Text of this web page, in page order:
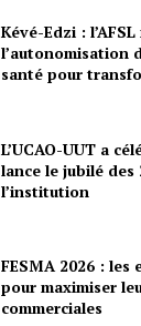
Kévé-Edzi :
l’autonomisation
santé pour
L’UCAO-UUT a
lance le jubilé des
l’institution
FESMA 2026 : les
pour maximiser
commerciales